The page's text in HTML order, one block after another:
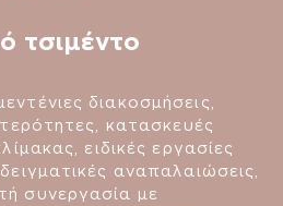
τσιμέντο
διακοσμήσεις,
κατασκευές
ειδικές εργασίες
αναπαλαιώσεις,
συνεργασία με